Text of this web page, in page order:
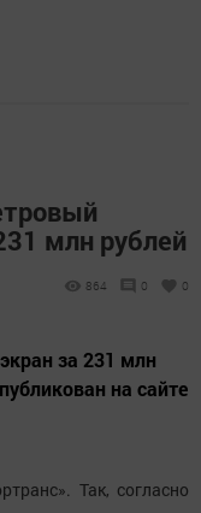
млн рублей
864 0 0
за 231 млн
на сайте
Так, согласно